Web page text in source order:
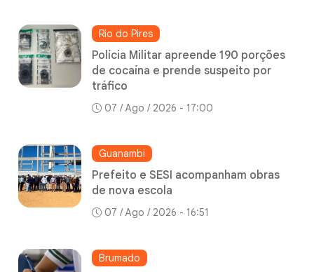
Rio do Pires
Polícia Militar apreende 190 porções
de cocaína e prende suspeito por
tráfico
07 / Ago / 2026 - 17:00
Guanambi
Prefeito e SESI acompanham obras
de nova escola
07 / Ago / 2026 - 16:51
Brumado